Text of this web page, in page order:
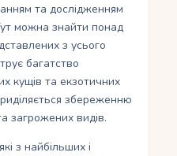
та дослідженням
можна знайти понад
з усього
багатство
кущів та екзотичних
збереженню
загрожених видів.
з найбільших і